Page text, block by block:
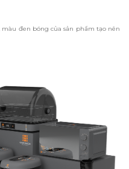
đen bóng của sản phẩm tạo nên